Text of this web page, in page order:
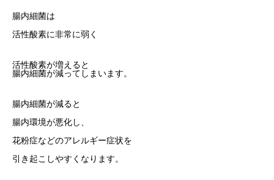
腸内細菌は
活性酸素に非常に弱く
活性酸素が増えると
腸内細菌が減ってしまいます。
腸内細菌が減ると
腸内環境が悪化し、
花粉症などのアレルギー症状を
引き起こしやすくなります。